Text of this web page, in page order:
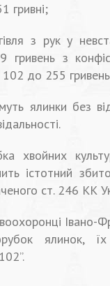
гривні;
з рук у
з
до 255 гривень
ялинки без
хвойних
істотний
ст. 246 КК
Івано-
ялинок,